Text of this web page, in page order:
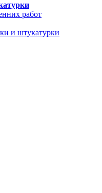
работ
и штукатурки